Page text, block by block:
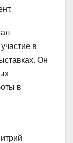
в
Он
в